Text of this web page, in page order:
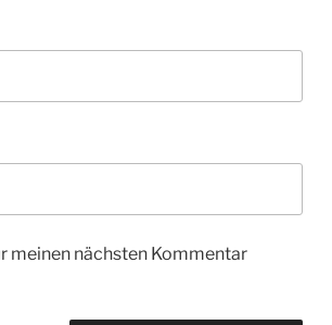
meinen nächsten Kommentar